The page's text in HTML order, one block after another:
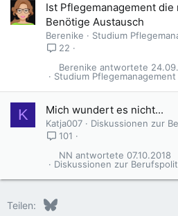
Ist Pflegemanagement
Benötige Austausch
Berenike
Studium
22
Studium Pflegemanagement
Berenike
K Mich wundert es nicht...
Katja007
Diskussionen zur
101
Diskussionen zur
07.10.2018
NN
Teilen: Bluesky